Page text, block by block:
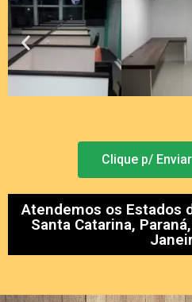
Clique p/
Atendemos os Estados
Santa Catarina,